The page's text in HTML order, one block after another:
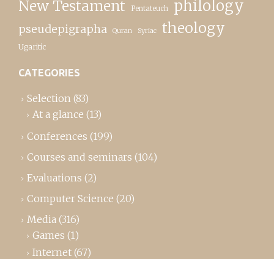
New Testament Pentateuch philology
pseudepigrapha Quran Syriac theology
Ugaritic
CATEGORIES
Selection (83)
At a glance (13)
Conferences (199)
Courses and seminars (104)
Evaluations (2)
Computer Science (20)
Media (316)
Games (1)
Internet (67)